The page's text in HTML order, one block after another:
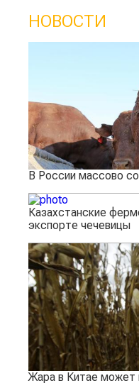
НОВОСТИ
В России массово
Казахстанские
экспорте чечевицы
Жара в Китае может